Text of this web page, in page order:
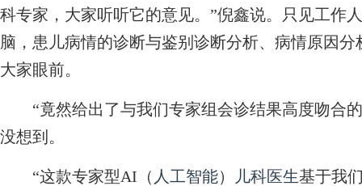
科专家，大家听听它的意见。”倪鑫说。只见工作
脑，患儿病情的诊断与鉴别诊断分析、病情原因
大家眼前。
“竟然给出了与我们专家组会诊结果高度吻合的
没想到。
“这款专家型AI（ 人工智能） 儿科医生基于我